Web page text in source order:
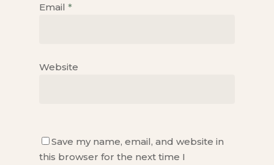
Email *
Website
Save my name, email, and website in
this browser for the next time I